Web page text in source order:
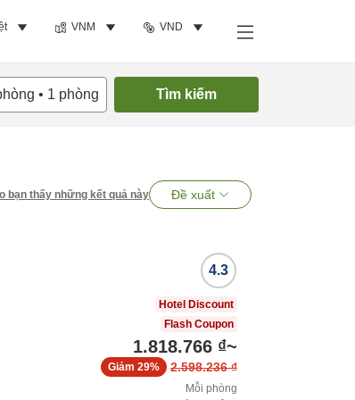
VNM VND
• 1 phòng Tìm kiếm
bạn thấy những kết quả này Đề xuất
4.3
Hotel Discount
Flash Coupon
1.818.766 ₫~
2.598.236 ₫
Giảm 29%
Mỗi phòng